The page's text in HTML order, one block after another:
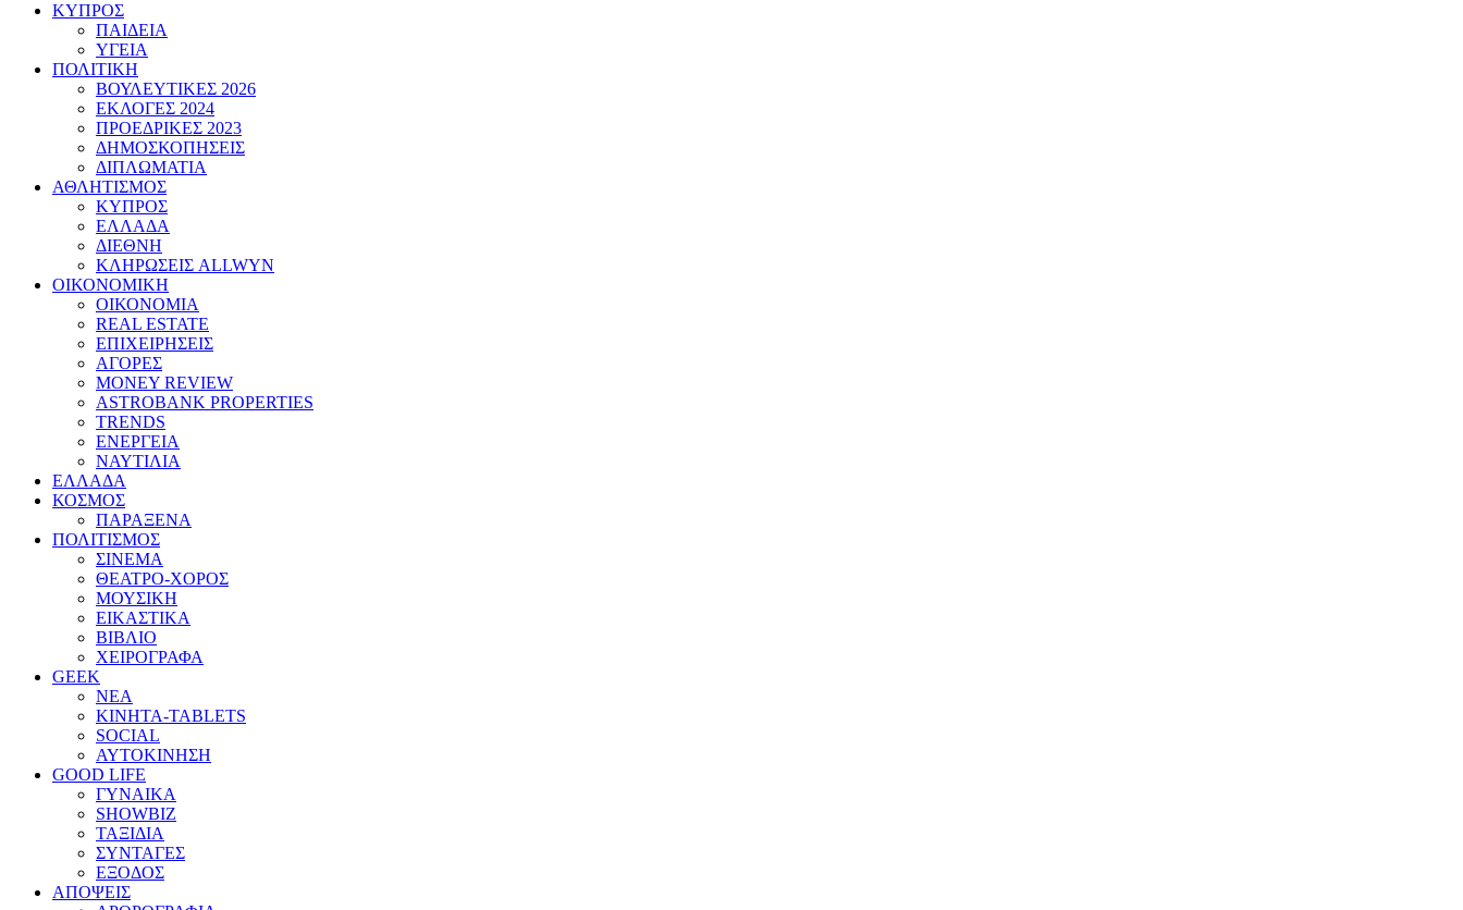
ΚΥΠΡΟΣ
ΠΑΙΔΕΙΑ
ΥΓΕΙΑ
ΠΟΛΙΤΙΚΗ
ΒΟΥΛΕΥΤΙΚΕΣ 2026
ΕΚΛΟΓΕΣ 2024
ΠΡΟΕΔΡΙΚΕΣ 2023
ΔΗΜΟΣΚΟΠΗΣΕΙΣ
ΔΙΠΛΩΜΑΤΙΑ
ΑΘΛΗΤΙΣΜΟΣ
ΚΥΠΡΟΣ
ΕΛΛΑΔΑ
ΔΙΕΘΝΗ
ΚΛΗΡΩΣΕΙΣ ALLWYN
ΟΙΚΟΝΟΜΙΚΗ
ΟΙΚΟΝΟΜΙΑ
REAL ESTATE
ΕΠΙΧΕΙΡΗΣΕΙΣ
ΑΓΟΡΕΣ
MONEY REVIEW
ASTROBANK PROPERTIES
TRENDS
ΕΝΕΡΓΕΙΑ
ΝΑΥΤΙΛΙΑ
ΕΛΛΑΔΑ
ΚΟΣΜΟΣ
ΠΑΡΑΞΕΝΑ
ΠΟΛΙΤΙΣΜΟΣ
ΣΙΝΕΜΑ
ΘΕΑΤΡΟ-ΧΟΡΟΣ
ΜΟΥΣΙΚΗ
ΕΙΚΑΣΤΙΚΑ
ΒΙΒΛΙΟ
ΧΕΙΡΟΓΡΑΦΑ
GEEK
ΝΕΑ
ΚΙΝΗΤΑ-TABLETS
SOCIAL
ΑΥΤΟΚΙΝΗΣΗ
GOOD LIFE
ΓΥΝΑΙΚΑ
SHOWBIZ
ΤΑΞΙΔΙΑ
ΣΥΝΤΑΓΕΣ
ΕΞΟΔΟΣ
ΑΠΟΨΕΙΣ